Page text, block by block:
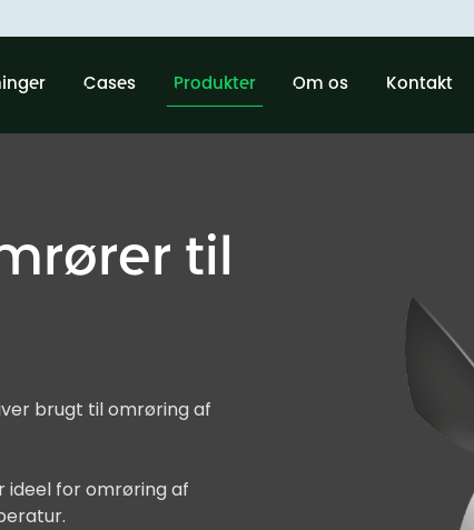
Cases Produkter Om os Kontakt
til
brugt til omrøring af
ideel for omrøring af